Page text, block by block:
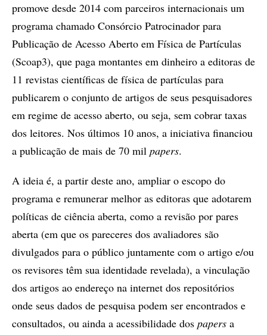
promove desde 2014 com parceiros internacionais um
programa chamado Consórcio Patrocinador para
Publicação de Acesso Aberto em Física de Partículas
(Scoap3), que paga montantes em dinheiro a editoras de
11 revistas científicas de física de partículas para
publicarem o conjunto de artigos de seus pesquisadores
em regime de acesso aberto, ou seja, sem cobrar taxas
dos leitores. Nos últimos 10 anos, a iniciativa financiou
a publicação de mais de 70 mil papers.
A ideia é, a partir deste ano, ampliar o escopo do
programa e remunerar melhor as editoras que adotarem
políticas de ciência aberta, como a revisão por pares
aberta (em que os pareceres dos avaliadores são
divulgados para o público juntamente com o artigo e/ou
os revisores têm sua identidade revelada), a vinculação
dos artigos ao endereço na internet dos repositórios
onde seus dados de pesquisa podem ser encontrados e
consultados, ou ainda a acessibilidade dos papers a